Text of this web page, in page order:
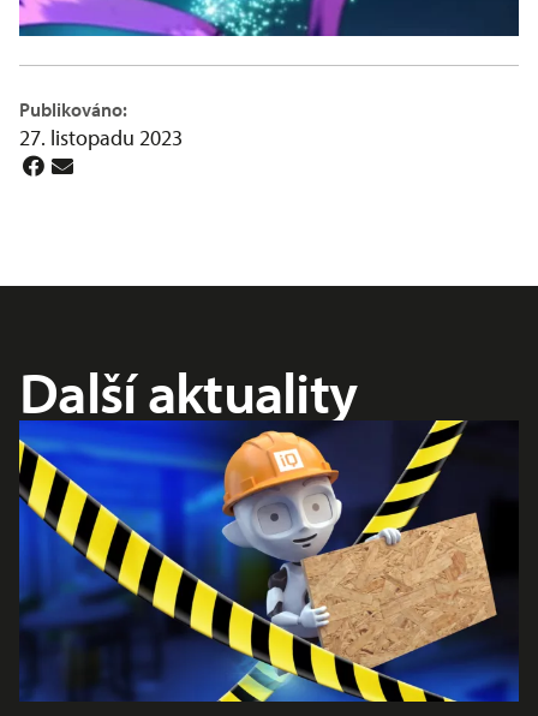
Publikováno:
27. listopadu 2023
Další aktuality